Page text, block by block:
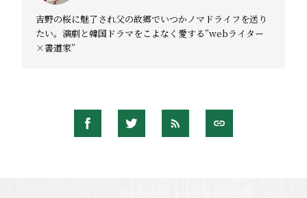
吉野の桜に魅了され父の故郷でいつかノマドライフを送り
たい。演劇と韓国ドラマをこよなく愛する”webライター
×書道家”